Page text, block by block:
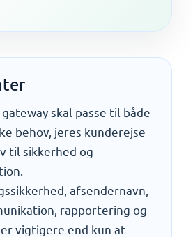
gateway skal passe til både
behov, jeres kunderejse
til sikkerhed og
afsendernavn,
rapportering og
vigtigere end kun at